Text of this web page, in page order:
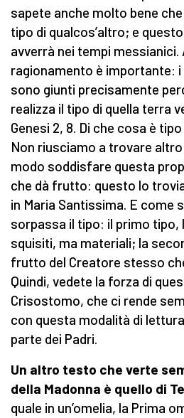
sapete anche molto bene che
tipo di qualcos’altro; e
avverrà nei tempi
ragionamento è importante:
sono giunti precisamente
realizza il tipo di quella terra
Genesi 2, 8. Di che cosa è
Non riusciamo a trovare
modo soddisfare questa
che dà frutto: questo lo
in Maria Santissima. E come
sorpassa il tipo: il primo
squisiti, ma materiali; la
frutto del Creatore stesso
Quindi, vedete la forza di
Crisostomo, che ci rende
con questa modalità di
parte dei Padri.
Un altro testo che verte
della Madonna è quello di
quale in un’omelia, la Prima